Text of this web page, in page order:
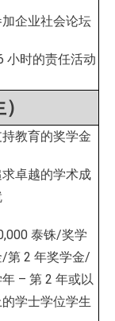
企业社会论坛
小时的责任活动
教育的奖学金
卓越的学术成
泰铢/奖学
/第 2 年奖学金/
– 第 2 年或以
学士学位学生